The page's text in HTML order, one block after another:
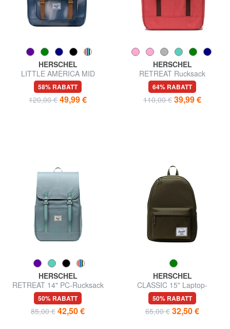
HERSCHEL
LITTLE AMERICA MID
Mittelgroßer Rucksack
58% RABATT
120,00 € 49,99 €
HERSCHEL
RETREAT Rucksack
64% RABATT
110,00 € 39,99 €
HERSCHEL
RETREAT 14" PC-Rucksack
50% RABATT
85,00 € 42,50 €
HERSCHEL
CLASSIC 15" Laptop-
Rucksack
50% RABATT
65,00 € 32,50 €